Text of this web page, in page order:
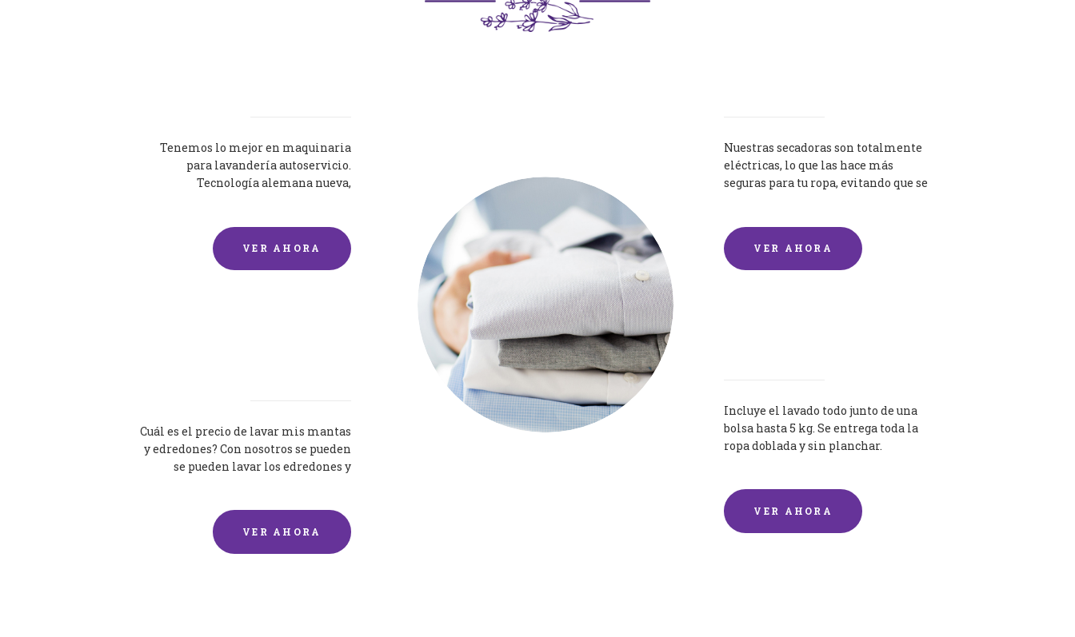
Tenemos lo mejor en maquinaria
para lavandería autoservicio.
Tecnología alemana nueva,
VER AHORA
Nuestras secadoras son totalmente
eléctricas, lo que las hace más
seguras para tu ropa, evitando que se
VER AHORA
Cuál es el precio de lavar mis mantas
y edredones? Con nosotros se pueden
se pueden lavar los edredones y
VER AHORA
Incluye el lavado todo junto de una
bolsa hasta 5 kg. Se entrega toda la
ropa doblada y sin planchar.
VER AHORA